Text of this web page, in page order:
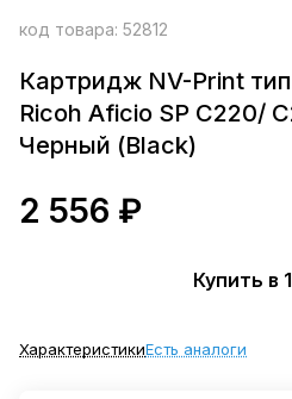
код товара: 52812
Картридж NV-Print
Ricoh Aficio SP C220/
Черный (Black)
2 556 ₽
Купить в
ХарактеристикиЕсть аналоги